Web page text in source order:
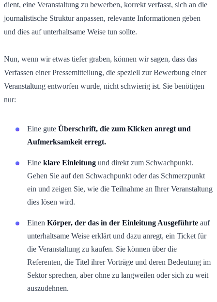
dient, eine Veranstaltung zu bewerben, korrekt verfasst, sich an die
journalistische Struktur anpassen, relevante Informationen geben
und dies auf unterhaltsame Weise tun sollte.
Nun, wenn wir etwas tiefer graben, können wir sagen, dass das
Verfassen einer Pressemitteilung, die speziell zur Bewerbung einer
Veranstaltung entworfen wurde, nicht schwierig ist. Sie benötigen
nur:
Eine gute Überschrift, die zum Klicken anregt und
Aufmerksamkeit erregt.
Eine klare Einleitung und direkt zum Schwachpunkt.
Gehen Sie auf den Schwachpunkt oder das Schmerzpunkt
ein und zeigen Sie, wie die Teilnahme an Ihrer Veranstaltung
dies lösen wird.
Einen Körper, der das in der Einleitung Ausgeführte auf
unterhaltsame Weise erklärt und dazu anregt, ein Ticket für
die Veranstaltung zu kaufen. Sie können über die
Referenten, die Titel ihrer Vorträge und deren Bedeutung im
Sektor sprechen, aber ohne zu langweilen oder sich zu weit
auszudehnen.